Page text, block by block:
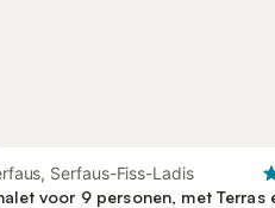
Serfaus-Fiss-Ladis
voor 9 personen, met Terras